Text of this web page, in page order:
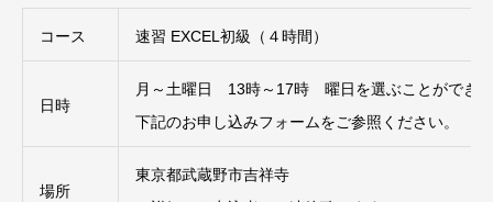
コース 速習 EXCEL初級（４時間）
日時
月～土曜日 13時～17時 曜日を選ぶことができ
下記のお申し込みフォームをご参照ください。
場所
東京都武蔵野市吉祥寺